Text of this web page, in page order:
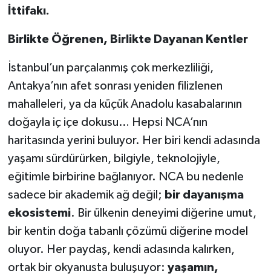
İttifakı.
Birlikte Öğrenen, Birlikte Dayanan Kentler
İstanbul’un parçalanmış çok merkezliliği,
Antakya’nın afet sonrası yeniden filizlenen
mahalleleri, ya da küçük Anadolu kasabalarının
doğayla iç içe dokusu… Hepsi NCA’nın
haritasında yerini buluyor. Her biri kendi adasında
yaşamı sürdürürken, bilgiyle, teknolojiyle,
eğitimle birbirine bağlanıyor. NCA bu nedenle
sadece bir akademik ağ değil; bir dayanışma
ekosistemi. Bir ülkenin deneyimi diğerine umut,
bir kentin doğa tabanlı çözümü diğerine model
oluyor. Her paydaş, kendi adasında kalırken,
ortak bir okyanusta buluşuyor: yaşamın,